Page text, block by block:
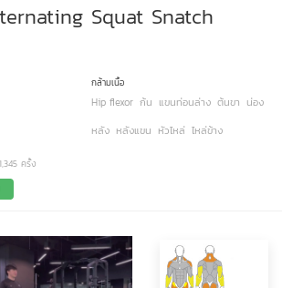
Squat Snatch
กล้ามเนื้อ
Hip flexor ก้น แขนท่อนล่าง ต้นขา น่อง
หลัง หลังแขน หัวไหล่ ไหล่ข้าง
ครั้ง